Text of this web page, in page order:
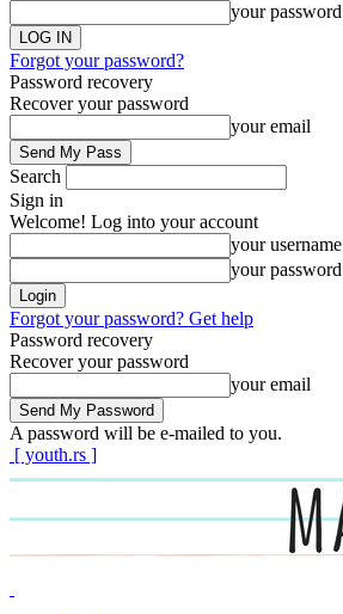
your password
Forgot your password?
Password recovery
Recover your password
your email
Search
Sign in
Welcome! Log into your account
your username
your password
Forgot your password? Get help
Password recovery
Recover your password
your email
A password will be e-mailed to you.
[ youth.rs ]